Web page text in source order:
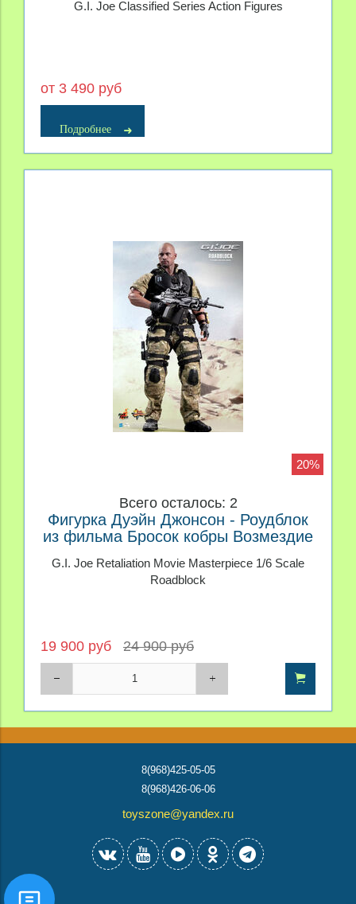
G.I. Joe Classified Series Action Figures
от 3 490 руб
Подробнее
20%
Всего осталось: 2
Фигурка Дуэйн Джонсон - Роудблок
из фильма Бросок кобры Возмездие
G.I. Joe Retaliation Movie Masterpiece 1/6 Scale
Roadblock
19 900 руб 24 900 руб
8(968)425-05-05
8(968)426-06-06
toyszone@yandex.ru